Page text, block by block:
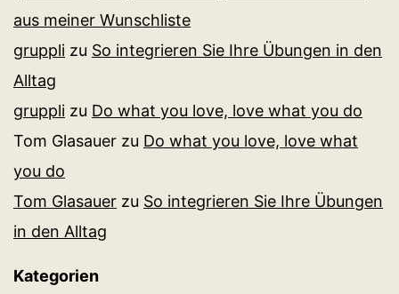
aus meiner Wunschliste
gruppli zu So integrieren Sie Ihre Übungen in den
Alltag
gruppli zu Do what you love, love what you do
Tom Glasauer zu Do what you love, love what
you do
Tom Glasauer zu So integrieren Sie Ihre Übungen
in den Alltag
Kategorien